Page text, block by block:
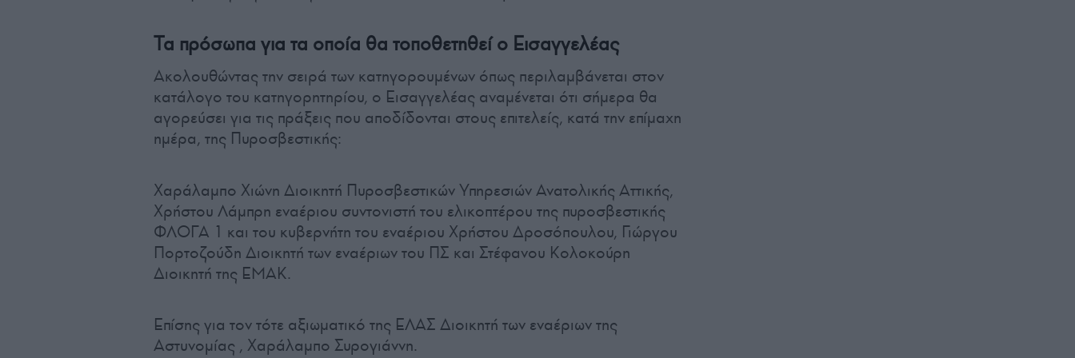
Τα πρόσωπα για τα οποία θα τοποθετηθεί ο Εισαγγελέας
Ακολουθώντας την σειρά των κατηγορουμένων όπως περιλαμβάνεται στον
κατάλογο του κατηγορητηρίου, ο Εισαγγελέας αναμένεται ότι σήμερα θα
αγορεύσει για τις πράξεις που αποδίδονται στους επιτελείς, κατά την επίμαχη
ημέρα, της Πυροσβεστικής:
Χαράλαμπο Χιώνη Διοικητή Πυροσβεστικών Υπηρεσιών Ανατολικής Αττικής,
Χρήστου Λάμπρη εναέριου συντονιστή του ελικοπτέρου της πυροσβεστικής
ΦΛΟΓΑ 1 και του κυβερνήτη του εναέριου Χρήστου Δροσόπουλου, Γιώργου
Πορτοζούδη Διοικητή των εναέριων του ΠΣ και Στέφανου Κολοκούρη
Διοικητή της ΕΜΑΚ.
Επίσης για τον τότε αξιωματικό της ΕΛΑΣ Διοικητή των εναέριων της
Αστυνομίας , Χαράλαμπο Συρογιάννη.